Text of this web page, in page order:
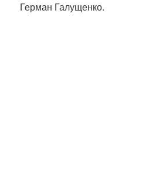
Герман Галущенко.